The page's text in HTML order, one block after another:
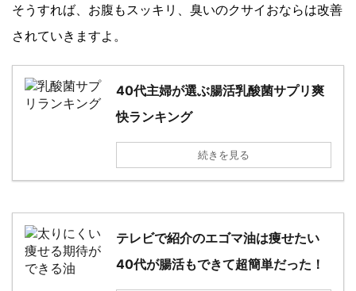
そうすれば、お腹もスッキリ、臭いのクサイおならは改善
されていきますよ。
40代主婦が選ぶ腸活乳酸菌サプリ爽
快ランキング
続きを見る
テレビで紹介のエゴマ油は痩せたい
40代が腸活もできて超簡単だった！